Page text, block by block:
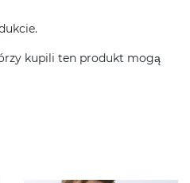
kupili ten produkt mogą